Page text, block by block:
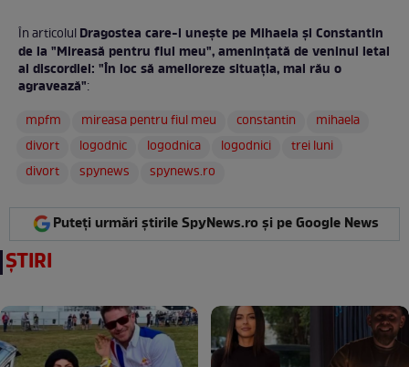
În articolulDragostea care-i uneşte pe Mihaela şi Constantin
de la "Mireasă pentru fiul meu", amenințată de veninul letal
al discordiei: "În loc să amelioreze situaţia, mai rău o
agravează":
mpfm
mireasa pentru fiul meu constantin
mihaela
divort
logodnic logodnica logodnici
trei luni
divort
spynews spynews.ro
Puteți urmări știrile SpyNews.ro și pe Google News
ȘTIRI